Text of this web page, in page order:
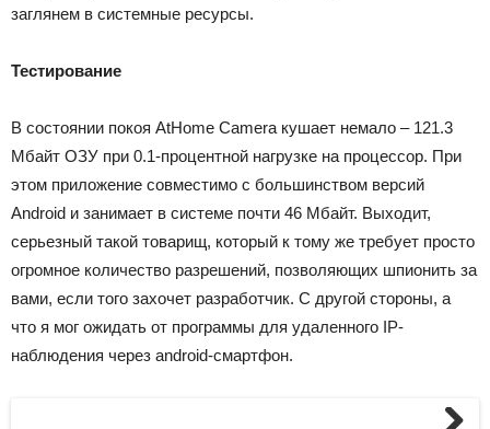
заглянем в системные ресурсы.
Тестирование
В состоянии покоя AtHome Camera кушает немало – 121.3
Мбайт ОЗУ при 0.1-процентной нагрузке на процессор. При
этом приложение совместимо с большинством версий
Android и занимает в системе почти 46 Мбайт. Выходит,
серьезный такой товарищ, который к тому же требует просто
огромное количество разрешений, позволяющих шпионить за
вами, если того захочет разработчик. С другой стороны, а
что я мог ожидать от программы для удаленного IP-
наблюдения через android-смартфон.